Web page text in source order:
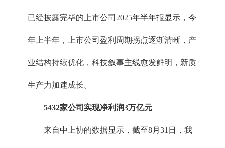
已经披露完毕的上市公司2025年半年报显示，今
年上半年，上市公司盈利周期拐点逐渐清晰，产
业结构持续优化，科技叙事主线愈发鲜明，新质
生产力加速成长。
5432家公司实现净利润3万亿元
来自中上协的数据显示，截至8月31日，我